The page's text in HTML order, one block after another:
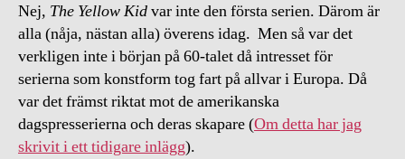
Nej, The Yellow Kidvar inte den första serien. Därom är
alla (nåja, nästan alla) överens idag. Men så var det
verkligen inte i början på 60-talet då intresset för
serierna som konstform tog fart på allvar i Europa. Då
var det främst riktat mot de amerikanska
dagspresserierna och deras skapare (Om detta har jag
skrivit i ett tidigare inlägg).